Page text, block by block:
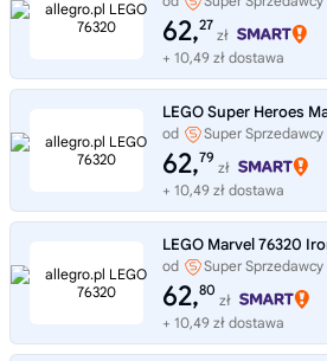
62,27
zł
+ 10,49 zł dostawa
od Super Sprzedawcy
62,79
zł
+ 10,49 zł dostawa
od Super Sprzedawcy
62,80
zł
+ 10,49 zł dostawa